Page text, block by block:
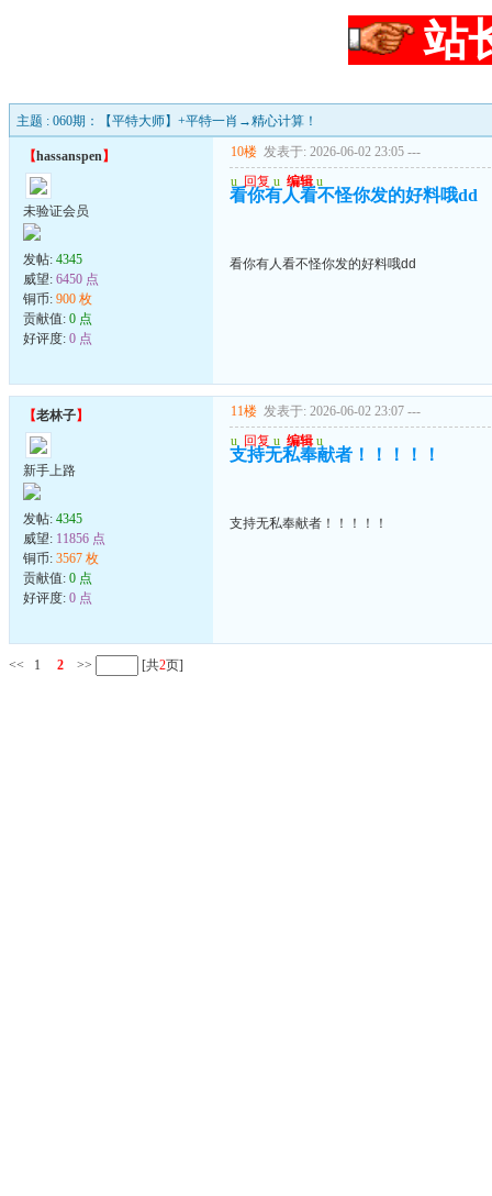
站
主题 : 060期：【平特大师】+平特一肖→精心计算！
【hassanspen】
未验证会员
发帖: 4345
威望: 6450 点
铜币: 900 枚
贡献值: 0 点
好评度: 0 点
10楼 发表于: 2026-06-02 23:05 ---
u 回复 u 编辑 u
看你有人看不怪你发的好料哦dd
看你有人看不怪你发的好料哦dd
【老林子】
新手上路
发帖: 4345
威望: 11856 点
铜币: 3567 枚
贡献值: 0 点
好评度: 0 点
11楼 发表于: 2026-06-02 23:07 ---
u 回复 u 编辑 u
支持无私奉献者！！！！！
支持无私奉献者！！！！！
<< 1 2 >> [共2页]